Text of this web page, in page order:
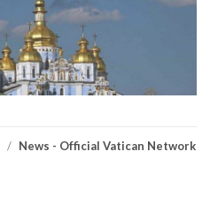
/ News - Official Vatican Network